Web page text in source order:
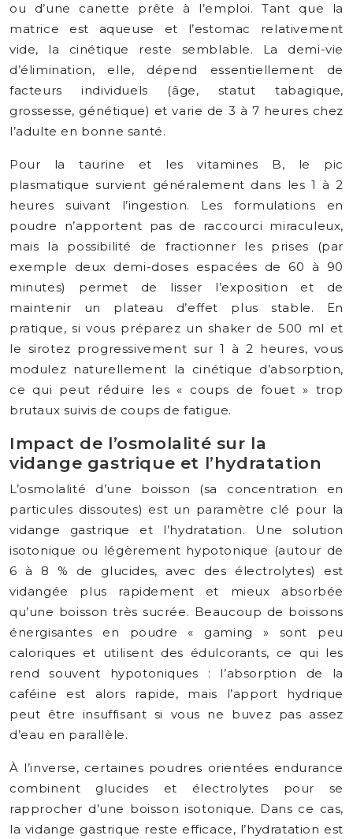
ou d’une canette prête à l’emploi. Tant que la
matrice est aqueuse et l’estomac relativement
vide, la cinétique reste semblable. La demi-vie
d’élimination, elle, dépend essentiellement de
facteurs individuels (âge, statut tabagique,
grossesse, génétique) et varie de 3 à 7 heures chez
l’adulte en bonne santé.
Pour la taurine et les vitamines B, le pic
plasmatique survient généralement dans les 1 à 2
heures suivant l’ingestion. Les formulations en
poudre n’apportent pas de raccourci miraculeux,
mais la possibilité de fractionner les prises (par
exemple deux demi-doses espacées de 60 à 90
minutes) permet de lisser l’exposition et de
maintenir un plateau d’effet plus stable. En
pratique, si vous préparez un shaker de 500 ml et
le sirotez progressivement sur 1 à 2 heures, vous
modulez naturellement la cinétique d’absorption,
ce qui peut réduire les « coups de fouet » trop
brutaux suivis de coups de fatigue.
Impact de l’osmolalité sur la
vidange gastrique et l’hydratation
L’osmolalité d’une boisson (sa concentration en
particules dissoutes) est un paramètre clé pour la
vidange gastrique et l’hydratation. Une solution
isotonique ou légèrement hypotonique (autour de
6 à 8 % de glucides, avec des électrolytes) est
vidangée plus rapidement et mieux absorbée
qu’une boisson très sucrée. Beaucoup de boissons
énergisantes en poudre « gaming » sont peu
caloriques et utilisent des édulcorants, ce qui les
rend souvent hypotoniques : l’absorption de la
caféine est alors rapide, mais l’apport hydrique
peut être insuffisant si vous ne buvez pas assez
d’eau en parallèle.
À l’inverse, certaines poudres orientées endurance
combinent glucides et électrolytes pour se
rapprocher d’une boisson isotonique. Dans ce cas,
la vidange gastrique reste efficace, l’hydratation est